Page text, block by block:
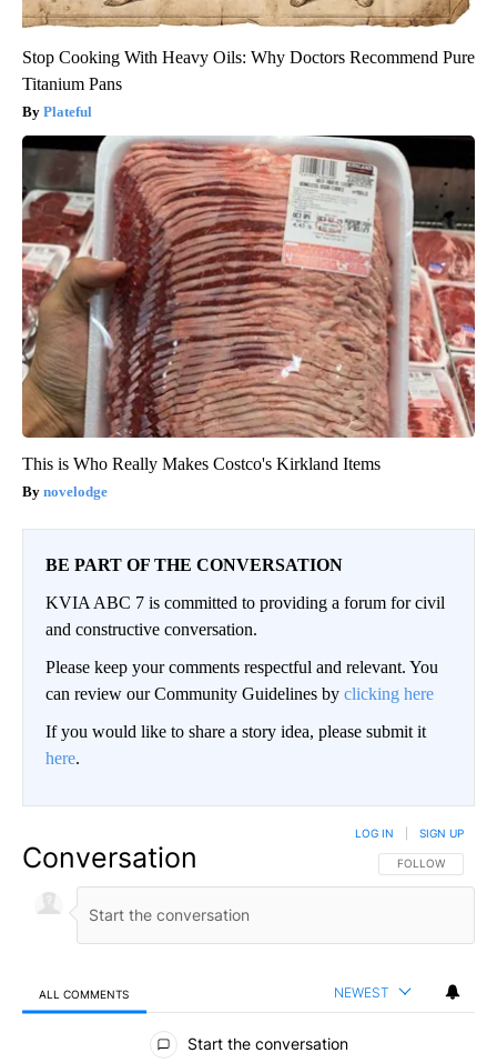
Stop Cooking With Heavy Oils: Why Doctors Recommend Pure
Titanium Pans
Plateful
This is Who Really Makes Costco's Kirkland Items
novelodge
BE PART OF THE CONVERSATION
KVIA ABC 7 is committed to providing a forum for civil
and constructive conversation.
Please keep your comments respectful and relevant. You
can review our Community Guidelines by clicking here
If you would like to share a story idea, please submit it
here.
Conversation FOLLOW THIS
FOLLOW
LOG IN SIGN UP
ALL COMMENTS NEWEST
All Comments
Start the conversation